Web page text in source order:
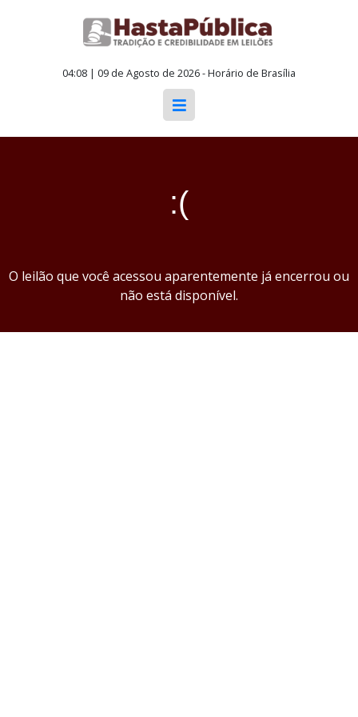
04:08 | 09 de Agosto de 2026 - Horário de Brasília
:(
O leilão que você acessou aparentemente já encerrou ou
não está disponível.